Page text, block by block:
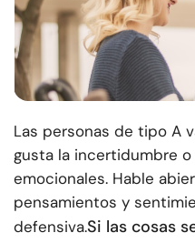
Las personas de tipo A
gusta la incertidumbre
emocionales. Hable
pensamientos y
defensiva.Si las cosas